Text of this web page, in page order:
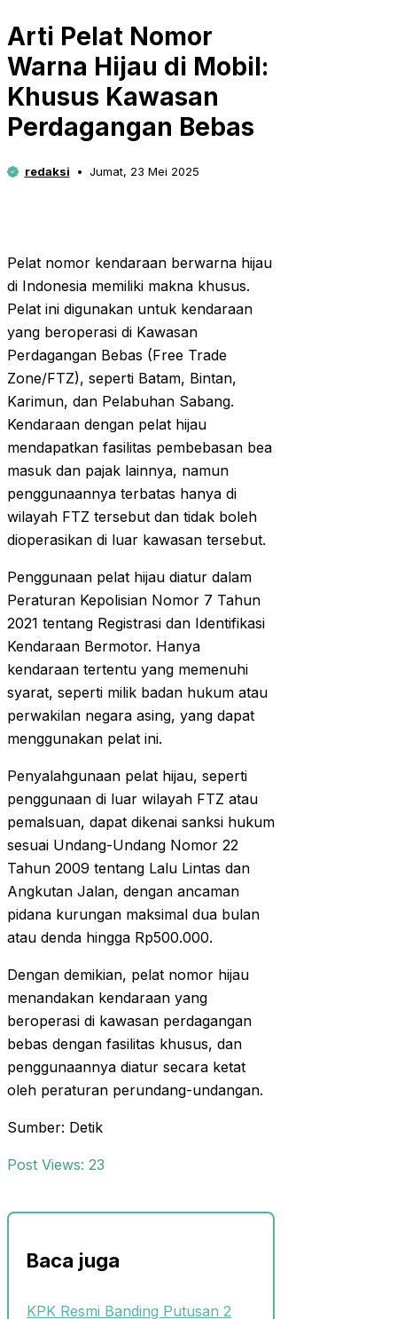
Arti Pelat Nomor
Warna Hijau di Mobil:
Khusus Kawasan
Perdagangan Bebas
redaksi Jumat, 23 Mei 2025
Pelat nomor kendaraan berwarna hijau
di Indonesia memiliki makna khusus.
Pelat ini digunakan untuk kendaraan
yang beroperasi di Kawasan
Perdagangan Bebas (Free Trade
Zone/FTZ), seperti Batam, Bintan,
Karimun, dan Pelabuhan Sabang.
Kendaraan dengan pelat hijau
mendapatkan fasilitas pembebasan bea
masuk dan pajak lainnya, namun
penggunaannya terbatas hanya di
wilayah FTZ tersebut dan tidak boleh
dioperasikan di luar kawasan tersebut.
Penggunaan pelat hijau diatur dalam
Peraturan Kepolisian Nomor 7 Tahun
2021 tentang Registrasi dan Identifikasi
Kendaraan Bermotor. Hanya
kendaraan tertentu yang memenuhi
syarat, seperti milik badan hukum atau
perwakilan negara asing, yang dapat
menggunakan pelat ini.
Penyalahgunaan pelat hijau, seperti
penggunaan di luar wilayah FTZ atau
pemalsuan, dapat dikenai sanksi hukum
sesuai Undang-Undang Nomor 22
Tahun 2009 tentang Lalu Lintas dan
Angkutan Jalan, dengan ancaman
pidana kurungan maksimal dua bulan
atau denda hingga Rp500.000.
Dengan demikian, pelat nomor hijau
menandakan kendaraan yang
beroperasi di kawasan perdagangan
bebas dengan fasilitas khusus, dan
penggunaannya diatur secara ketat
oleh peraturan perundang-undangan.
Sumber: Detik
Post Views: 23
Baca juga
KPK Resmi Banding Putusan 2